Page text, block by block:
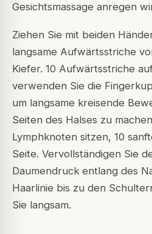
Gesichtsmassage anregen
Ziehen Sie mit beiden
langsame Aufwärtsstriche
Kiefer. 10 Aufwärtsstriche
verwenden Sie die
um langsame kreisende
Seiten des Halses zu
Lymphknoten sitzen, 10
Seite. Vervollständigen Sie
Daumendruck entlang des
Haarlinie bis zu den
Sie langsam.